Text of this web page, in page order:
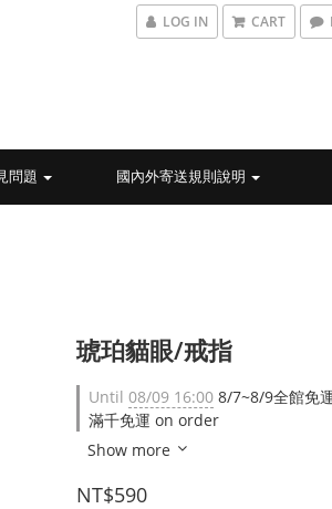
LOG IN CART
問題 國內外寄送規則說明
琥珀貓眼/戒指
Until 08/09 16:00 8/7~8/9全館免
滿千免運 on order
Show more
NT$590